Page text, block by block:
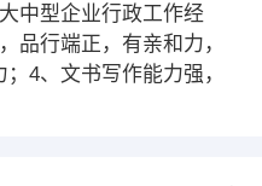
中型企业行政工作经
品行端正，有亲和力，
4、文书写作能力强，